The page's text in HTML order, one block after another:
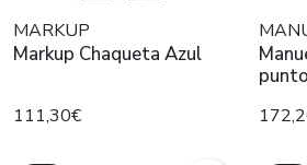
MARKUP
Markup Chaqueta Azul
111,30€